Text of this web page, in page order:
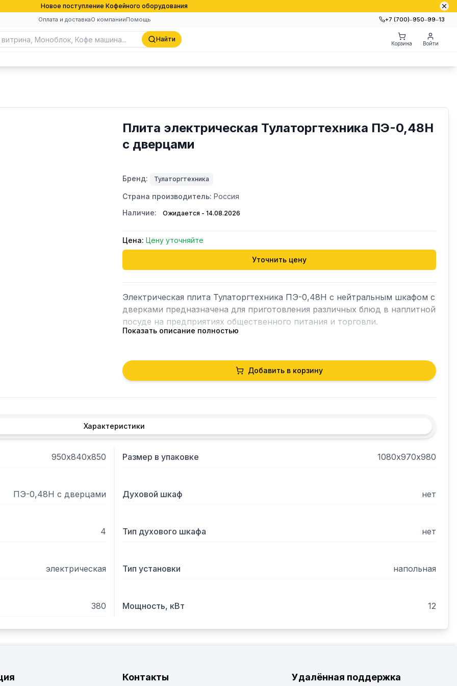
Новое поступление Кофейного оборудования
Оплата и доставкаО компанииПомощь +7 (700)‒950‒99‒13
Найти
Корзина Войти
Плита электрическая Тулаторгтехника ПЭ-0,48Н
с дверцами
Бренд: Тулаторгтехника
Страна производитель: Россия
Наличие:
Ожидается - 14.08.2026
Цена: Цену уточняйте
Уточнить цену
Электрическая плита Тулаторгтехника ПЭ-0,48Н с нейтральным шкафом с
дверками предназначена для приготовления различных блюд в наплитной
посуде на предприятиях общественного питания и торговли.
	Модель оснащена ступенчатым регулированием температуры,
выдвижным лотком под конфорками для сбора жидкости и
регулируемыми по высоте опорами, что позволяет компенсировать
неровности пола.
	Нейтральный шкаф под плитой удобно использовать для хранения
Показать описание полностью
Добавить в корзину
Характеристики
950х840х850 Размер в упаковке 1080х970х980
ПЭ-0,48Н с дверцами Духовой шкаф нет
4 Тип духового шкафа нет
электрическая Тип установки напольная
380 Мощность, кВт 12
Контакты Удалённая поддержка